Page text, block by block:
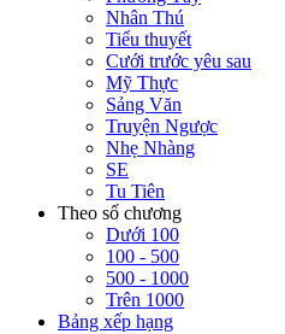
Nhân Thú
Tiểu thuyết
Cưới trước yêu sau
Mỹ Thực
Sảng Văn
Truyện Ngược
Nhẹ Nhàng
SE
Tu Tiên
Theo số chương
Dưới 100
100 - 500
500 - 1000
Trên 1000
Bảng xếp hạng